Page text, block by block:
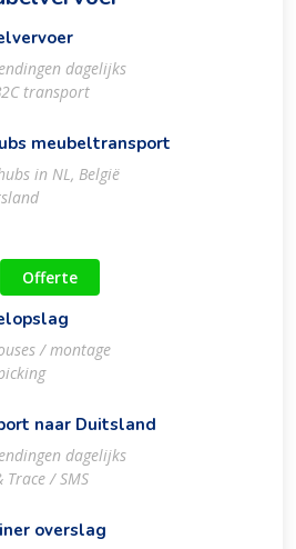
dagelijks
transport
meubeltransport
in NL, België
Offerte
/ montage
naar Duitsland
dagelijks
Trace / SMS
overslag